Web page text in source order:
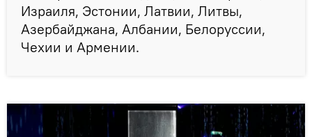
Израиля, Эстонии, Латвии, Литвы,
Азербайджана, Албании, Белоруссии,
Чехии и Армении.